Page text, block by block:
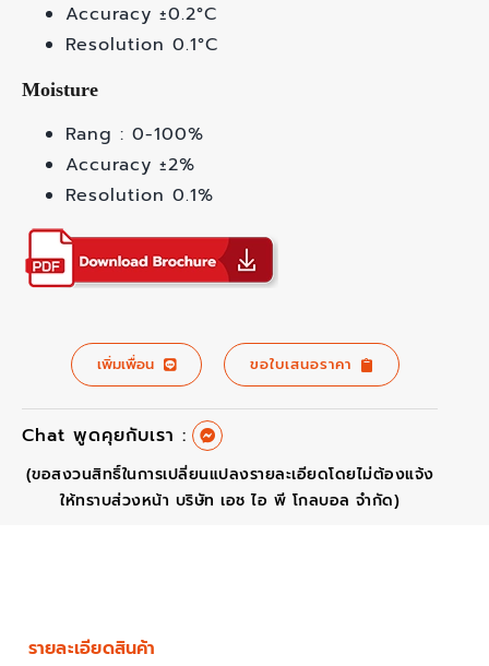
Accuracy ±0.2°C
Resolution 0.1°C
Moisture
Rang : 0-100%
Accuracy ±2%
Resolution 0.1%
เพิ่มเพื่อน ขอใบเสนอราคา
Chat พูดคุยกับเรา :
(ขอสงวนสิทธิ์ในการเปลี่ยนแปลงรายละเอียดโดยไม่ต้องแจ้ง
ให้ทราบส่วงหน้า บริษัท เอช ไอ พี โกลบอล จำกัด)
รายละเอียดสินค้า